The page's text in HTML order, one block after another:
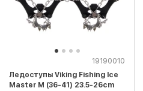
19190010
Ледоступы Viking Fishing Ice
Master M (36-41) 23.5-26cm